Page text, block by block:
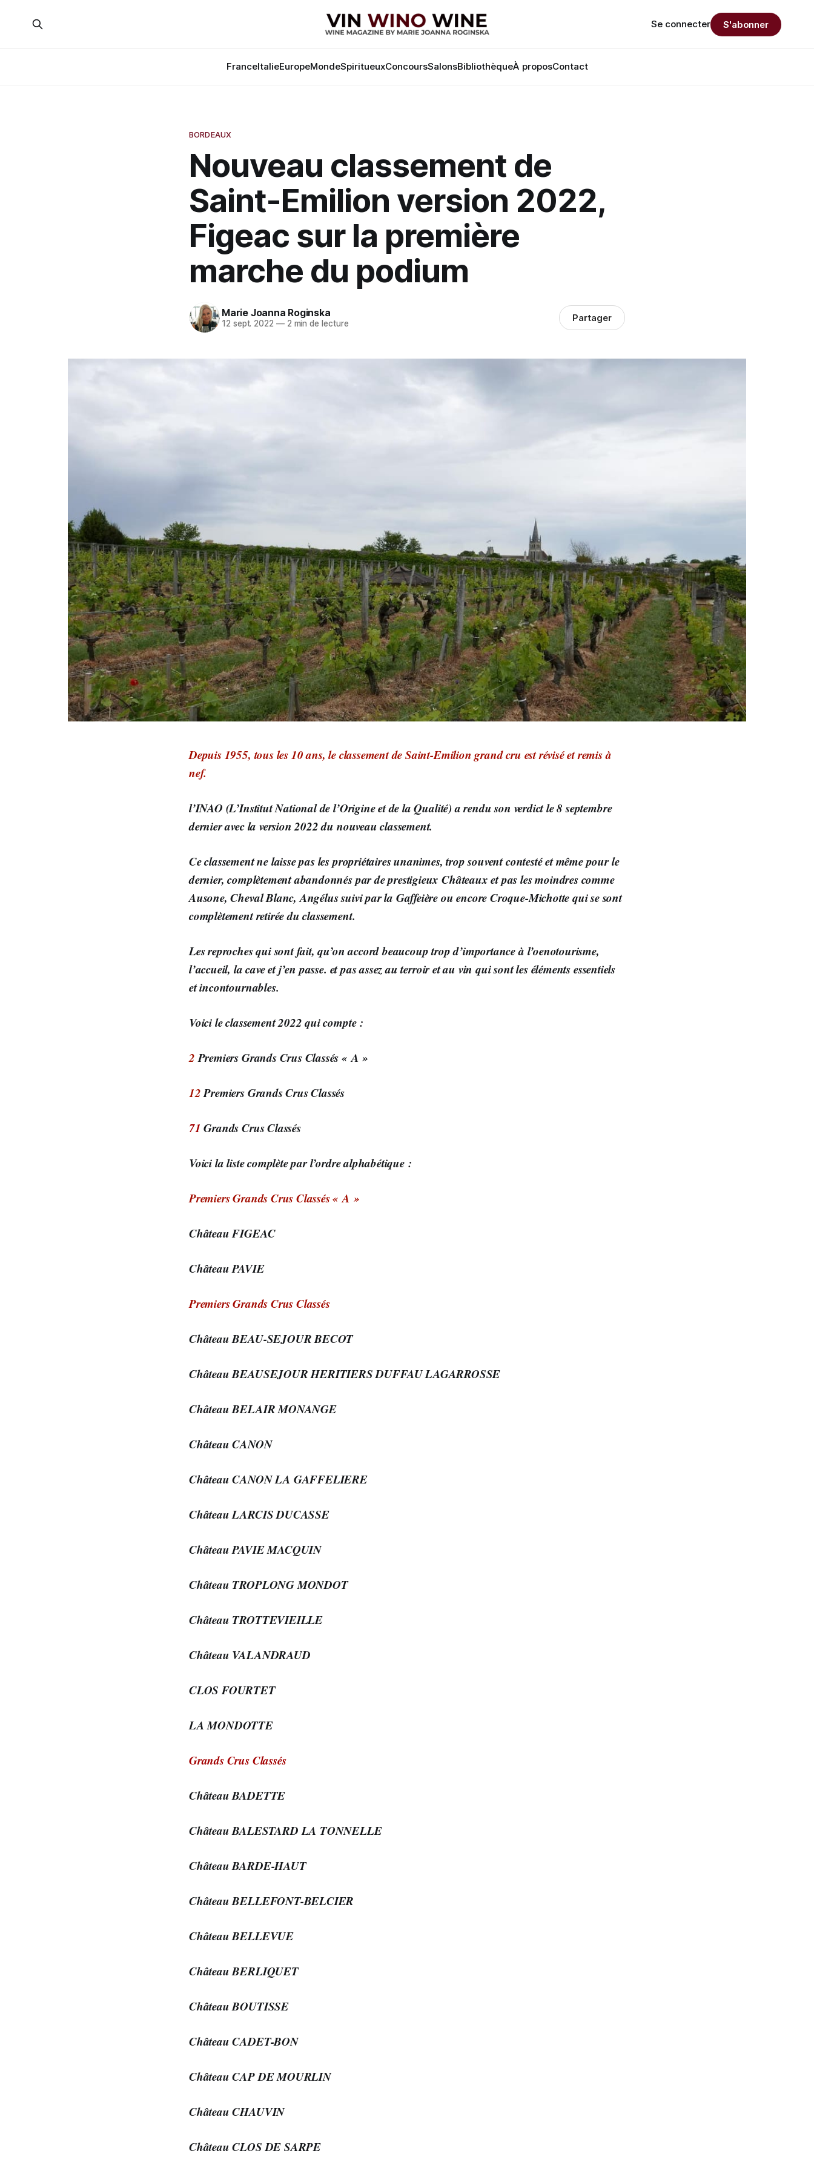
FranceItalieEuropeMondeSpiritueuxConcoursSalonsBibliothèqueÀ proposContact
Se connecter S'abonner
BORDEAUX
Nouveau classement de
Saint-Emilion version 2022,
Figeac sur la première
marche du podium
Marie Joanna Roginska
12 sept. 2022 —2 min de lecture Partager
Depuis 1955, tous les 10 ans, le classement de Saint-Emilion grand cru est révisé et remis à
nef.
l’INAO (L’Institut National de l’Origine et de la Qualité) a rendu son verdict le 8 septembre
dernier avec la version 2022 du nouveau classement.
Ce classement ne laisse pas les propriétaires unanimes, trop souvent contesté et même pour le
dernier, complètement abandonnés par de prestigieux Châteaux et pas les moindres comme
Ausone, Cheval Blanc, Angélus suivi par la Gaffeière ou encore Croque-Michotte qui se sont
complètement retirée du classement.
Les reproches qui sont fait, qu’on accord beaucoup trop d’importance à l’oenotourisme,
l’accueil, la cave et j’en passe. et pas assez au terroir et au vin qui sont les éléments essentiels
et incontournables.
Voici le classement 2022 qui compte :
2 Premiers Grands Crus Classés « A »
12Premiers Grands Crus Classés
71 Grands Crus Classés
Voici la liste complète par l’ordrealphabétique :
Premiers Grands Crus Classés « A »
Château FIGEAC
Château PAVIE
Premiers Grands Crus Classés
Château BEAU-SEJOUR BECOT
Château BEAUSEJOUR HERITIERS DUFFAU LAGARROSSE
Château BELAIR MONANGE
Château CANON
Château CANON LA GAFFELIERE
Château LARCIS DUCASSE
Château PAVIE MACQUIN
Château TROPLONG MONDOT
Château TROTTEVIEILLE
Château VALANDRAUD
CLOS FOURTET
LA MONDOTTE
Grands Crus Classés
Château BADETTE
Château BALESTARD LA TONNELLE
Château BARDE-HAUT
Château BELLEFONT-BELCIER
Château BELLEVUE
Château BERLIQUET
Château BOUTISSE
Château CADET-BON
Château CAP DE MOURLIN
Château CHAUVIN
Château CLOS DE SARPE